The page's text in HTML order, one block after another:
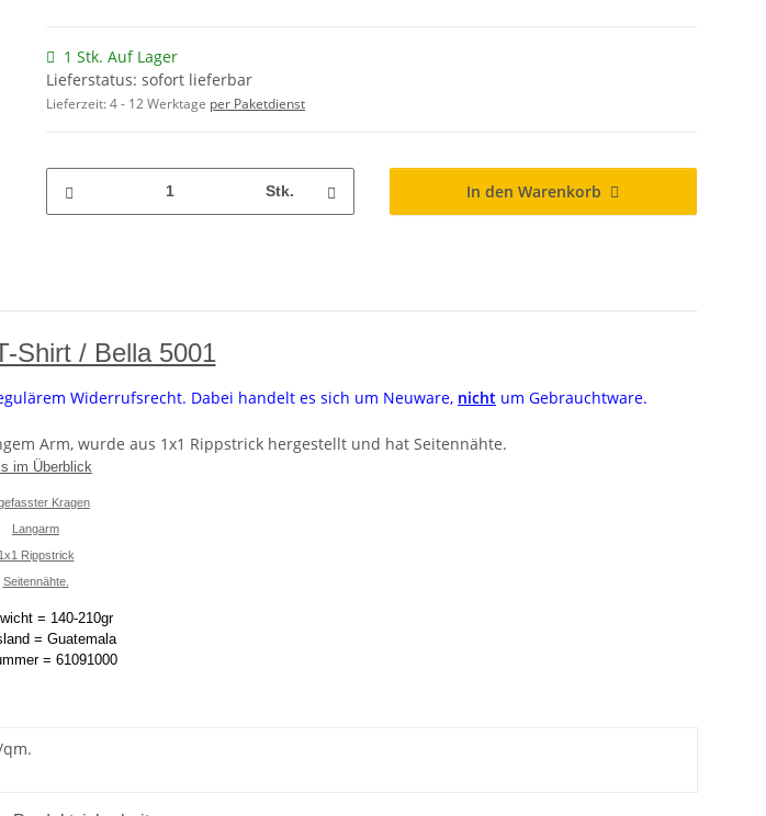
1 Stk. Auf Lager
Lieferstatus: sofort lieferbar
Lieferzeit:4 - 12 Werktage per Paketdienst
Stk. In den Warenkorb
Shirt / Bella 5001
Widerrufsrecht. Dabei handelt es sich um Neuware, nicht um Gebrauchtware.
Arm, wurde aus 1x1 Rippstrick hergestellt und hat Seitennähte.
im Überblick
Kragen
Langarm
1x1 Rippstrick
Seitennähte.
= 140-210gr
= Guatemala
= 61091000